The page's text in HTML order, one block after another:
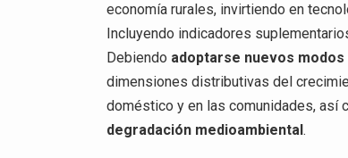
economía rurales, invirtiendo en
Incluyendo indicadores
Debiendo adoptarse nuevos
dimensiones distributivas del
doméstico y en las comunidades, así
degradación medioambiental.